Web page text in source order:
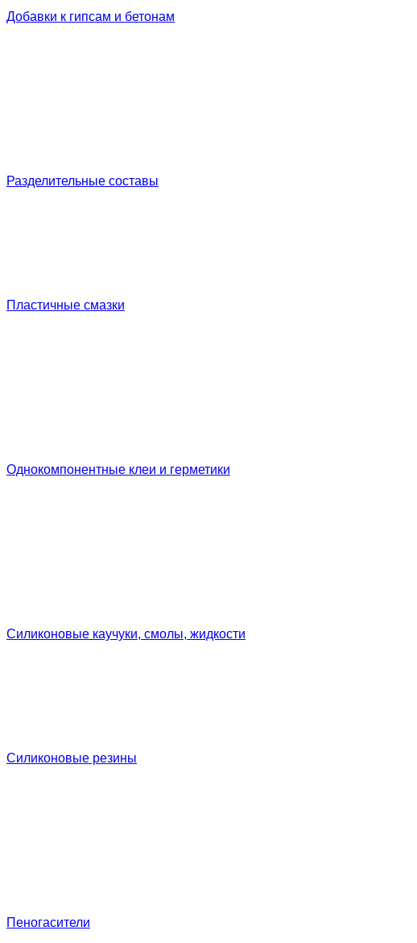
Добавки к гипсам и бетонам
Разделительные составы
Пластичные смазки
Однокомпонентные клеи и герметики
Силиконовые каучуки, смолы, жидкости
Силиконовые резины
Пеногасители